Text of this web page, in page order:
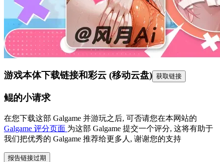
游戏本体下载链接和彩云 (移动云盘) 获取链接
鲲的小请求
在您下载这部 Galgame 并游玩之后, 可否请您在本网站的
Galgame 评分页面 为这部 Galgame 提交一个评分, 这将有助于
我们把优秀的 Galgame 推荐给更多人, 谢谢您的支持
报告链接过期